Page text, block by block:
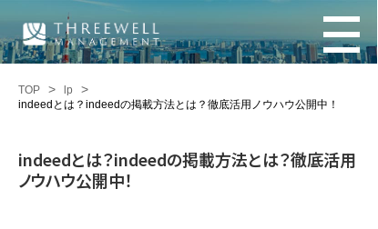
TOP
lp
indeedとは？indeedの掲載方法とは？徹底活用ノウハウ公開中！
indeedとは？indeedの掲載方法とは？徹底活用
ノウハウ公開中！